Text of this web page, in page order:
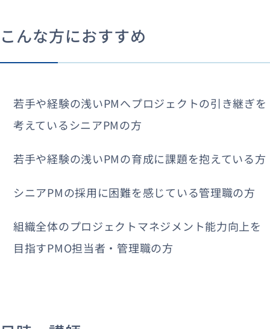
こんな方におすすめ
若手や経験の浅いPMへプロジェクトの引き継ぎを
考えているシニアPMの方
若手や経験の浅いPMの育成に課題を抱えている方
シニアPMの採用に困難を感じている管理職の方
組織全体のプロジェクトマネジメント能力向上を
目指すPMO担当者・管理職の方